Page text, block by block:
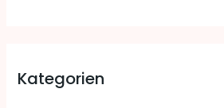
Kategorien